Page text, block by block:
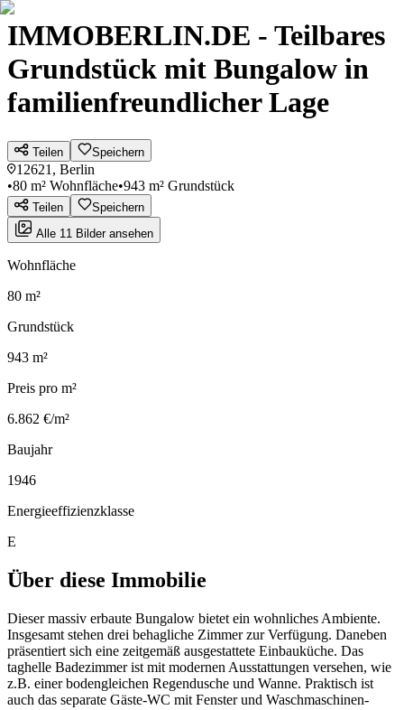
IMMOBERLIN.DE - Teilbares
Grundstück mit Bungalow in
familienfreundlicher Lage
Teilen Speichern
12621, Berlin
•80 m² Wohnfläche•943 m² Grundstück
Teilen
Speichern
Alle 11 Bilder ansehen
Wohnfläche
80 m²
Grundstück
943 m²
Preis pro m²
6.862 €/m²
Baujahr
1946
Energieeffizienzklasse
E
Über diese Immobilie
Dieser massiv erbaute Bungalow bietet ein wohnliches Ambiente.
Insgesamt stehen drei behagliche Zimmer zur Verfügung. Daneben
präsentiert sich eine zeitgemäß ausgestattete Einbauküche. Das
taghelle Badezimmer ist mit modernen Ausstattungen versehen, wie
z.B. einer bodengleichen Regendusche und Wanne. Praktisch ist
auch das separate Gäste-WC mit Fenster und Waschmaschinen-